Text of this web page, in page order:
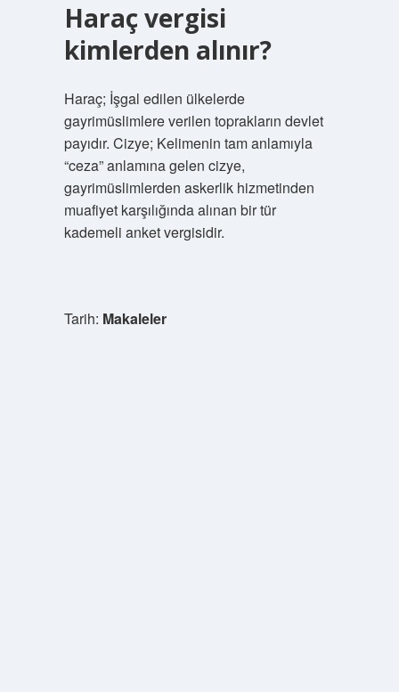
Haraç vergisi
kimlerden alınır?
Haraç; İşgal edilen ülkelerde
gayrimüslimlere verilen toprakların devlet
payıdır. Cizye; Kelimenin tam anlamıyla
“ceza” anlamına gelen cizye,
gayrimüslimlerden askerlik hizmetinden
muafiyet karşılığında alınan bir tür
kademeli anket vergisidir.
Tarih: Makaleler